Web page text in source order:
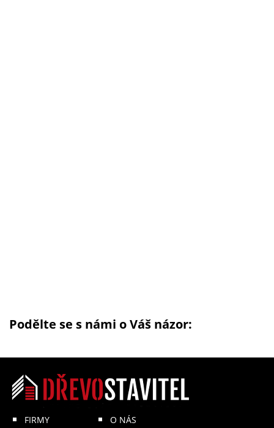
Podělte se s námi o Váš názor:
FIRMY O NÁS